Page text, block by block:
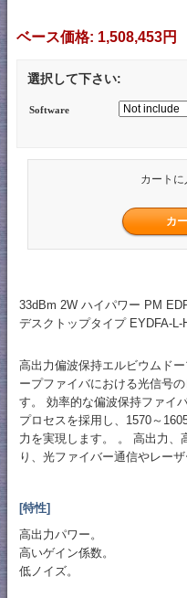
ベース価格: 1,508,453円
選択して下さい:
Software
カート
33dBm 2W ハイパワー PM
デスクトップタイプ EYDFA-L-
高出力偏波保持エルビウムド
ープファイバにおける光信号
す。 効率的な偏波保持ファイ
プロセスを採用し、1570～
力を実現します。 。 高出力、
り、光ファイバー通信やレー
[特性]
高出力パワー。
高いゲイン係数。
低ノイズ。